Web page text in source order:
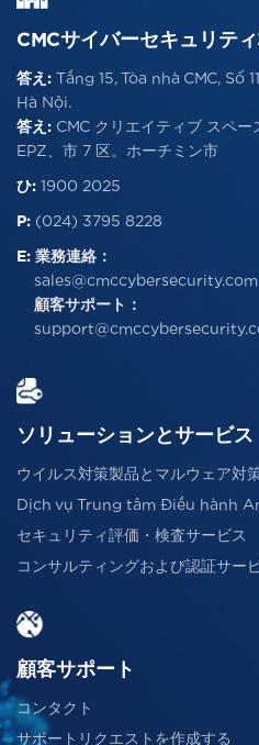
CMCサイバーセキュリテ
答え: Tầng 15, Tòa nhà CMC, Số
Hà Nội.
答え: CMC クリエイティブ スペ
EPZ、市 7 区。ホーチミン市
ひ: 1900 2025
P: (024) 3795 8228
E: 業務連絡：
sales@cmccybersecurity.com
顧客サポート：
ソリューションとサービス
ウイルス対策製品とマルウェア対
Dịch vụ Trung tâm Điều hành
セキュリティ評価・検査サービス
コンサルティングおよび認証サー
顧客サポート
コンタクト
サポートリクエストを作成する